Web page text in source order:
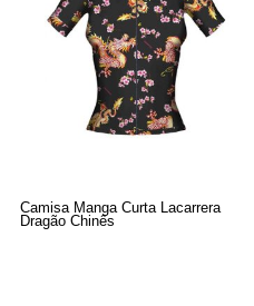
Camisa Manga Curta Lacarrera
Dragão Chinês